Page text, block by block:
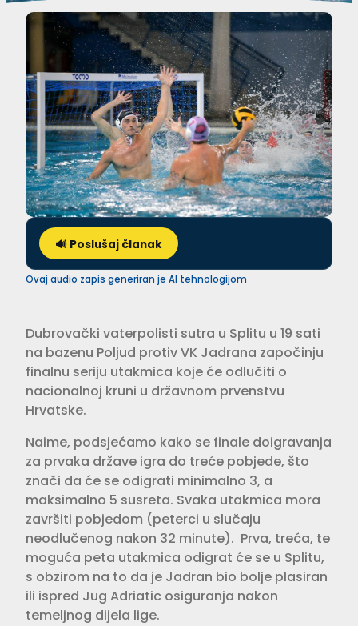
🔊 Poslušaj članak
Ovaj audio zapis generiran je AI tehnologijom
Dubrovački vaterpolisti sutra u Splitu u 19 sati
na bazenu Poljud protiv VK Jadrana započinju
finalnu seriju utakmica koje će odlučiti o
nacionalnoj kruni u državnom prvenstvu
Hrvatske.
Naime, podsjećamo kako se finale doigravanja
za prvaka države igra do treće pobjede, što
znači da će se odigrati minimalno 3, a
maksimalno 5 susreta. Svaka utakmica mora
završiti pobjedom (peterci u slučaju
neodlučenog nakon 32 minute). Prva, treća, te
moguća peta utakmica odigrat će se u Splitu,
s obzirom na to da je Jadran bio bolje plasiran
ili ispred Jug Adriatic osiguranja nakon
temeljnog dijela lige.